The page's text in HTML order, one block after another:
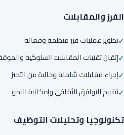
الفرز والمقابلات
تطوير عمليات فرز منظمة وفعالة
إتقان تقنيات المقابلات السلوكية
إجراء مقابلات شاملة وخالية من التحيز
تقييم التوافق الثقافي وإمكانية النمو
تكنولوجيا وتحليلات التوظيف